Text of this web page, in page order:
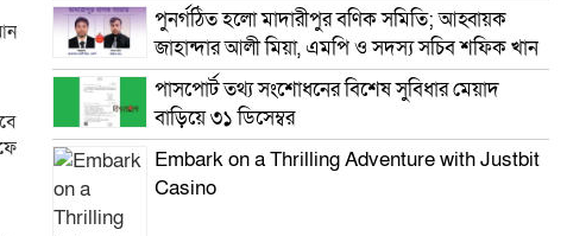
পুনর্গঠিত হলো মাদারীপুর বণিক সমিতি; আহ্বায়ক
জাহান্দার আলী মিয়া, এমপি ও সদস্য সচিব শফিক খান
পাসপোর্ট তথ্য সংশোধনের বিশেষ সুবিধার মেয়াদ
বাড়িয়ে ৩১ ডিসেম্বর
Embark on a Thrilling Adventure with Justbit
Casino